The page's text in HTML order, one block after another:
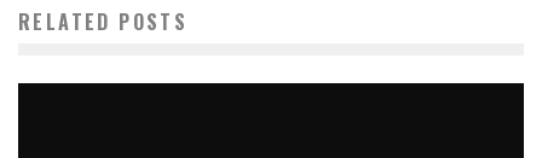
RELATED POSTS